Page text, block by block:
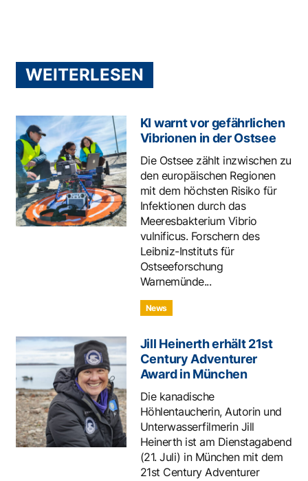
WEITERLESEN
KI warnt vor gefährlichen
Vibrionen in der Ostsee
Die Ostsee zählt inzwischen zu
den europäischen Regionen
mit dem höchsten Risiko für
Infektionen durch das
Meeresbakterium Vibrio
vulnificus. Forschern des
Leibniz-Instituts für
Ostseeforschung
Warnemünde...
News
Jill Heinerth erhält 21st
Century Adventurer
Award in München
Die kanadische
Höhlentaucherin, Autorin und
Unterwasserfilmerin Jill
Heinerth ist am Dienstagabend
(21. Juli) in München mit dem
21st Century Adventurer